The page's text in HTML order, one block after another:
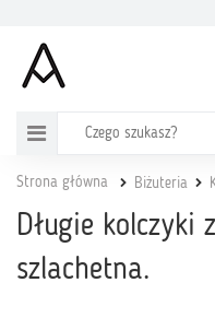
Strona główna Biżuteria
Długie kolczyki
szlachetna.